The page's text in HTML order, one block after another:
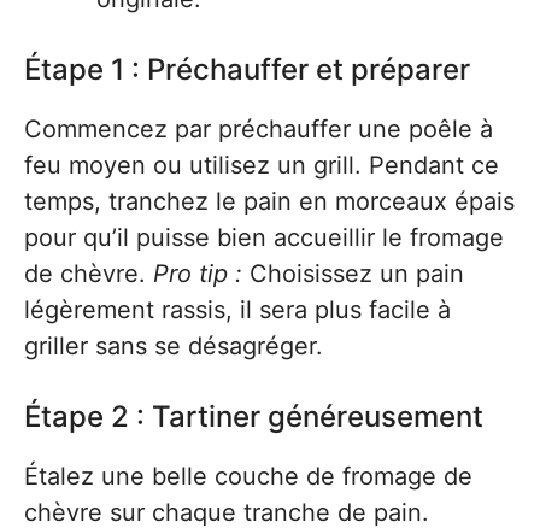
Étape 1 : Préchauffer et préparer
Commencez par préchauffer une poêle à
feu moyen ou utilisez un grill. Pendant ce
temps, tranchez le pain en morceaux épais
pour qu’il puisse bien accueillir le fromage
de chèvre. Pro tip : Choisissez un pain
légèrement rassis, il sera plus facile à
griller sans se désagréger.
Étape 2 : Tartiner généreusement
Étalez une belle couche de fromage de
chèvre sur chaque tranche de pain.